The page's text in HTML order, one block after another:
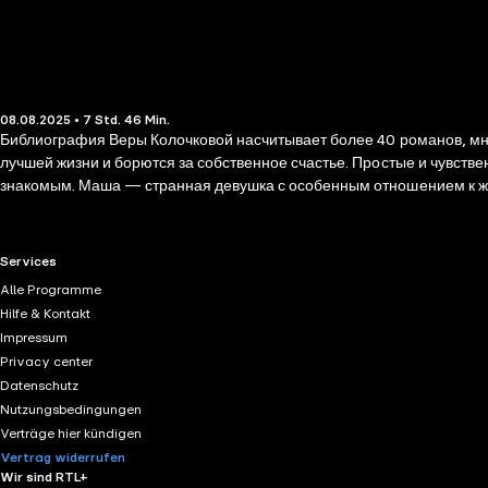
08.08.2025 • 7 Std. 46 Min.
Библиография Веры Колочковой насчитывает более 40 романов,
лучшей жизни и борются за собственное счастье. Простые и
знакомым. Маша — странная девушка с особенным отношением к жизни и людям: она умеет чувствовать чужую боль как свою. Именно эта «странность» и закружила Машу в круговороте отношений трех
RTL+ useful links.
Services
Alle Programme
Hilfe & Kontakt
Impressum
Privacy center
Datenschutz
Nutzungsbedingungen
Verträge hier kündigen
Vertrag widerrufen
Wir sind RTL+